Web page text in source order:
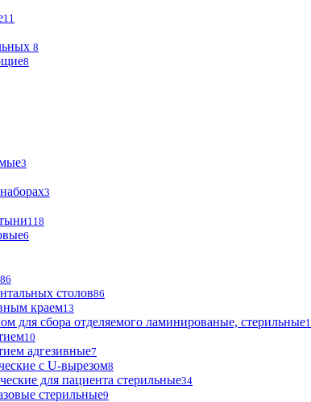
11
8
8
3
3
118
6
86
столов86
краем13
для сбора отделяемого ламинированые, стерильные1
10
адгезивные7
с U-вырезом8
для пациента стерильные34
стерильные9